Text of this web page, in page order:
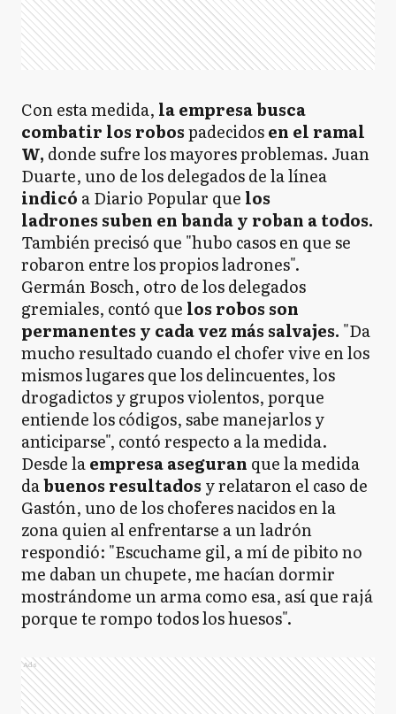
Con esta medida, la empresa busca
combatir los robospadecidosen el ramal
W, donde sufre los mayores problemas. Juan
Duarte, uno de los delegados de la línea
indicó a Diario Popular que los
ladrones suben en banda y roban a todos.
También precisó que "hubo casos en que se
robaron entre los propios ladrones".
Germán Bosch, otro de los delegados
gremiales, contó que los robos son
permanentes y cada vez más salvajes. "Da
mucho resultado cuando el chofer vive en los
mismos lugares que los delincuentes, los
drogadictos y grupos violentos, porque
entiende los códigos, sabe manejarlos y
anticiparse", contó respecto a la medida.
Desde laempresa aseguran que la medida
dabuenos resultados y relataron el caso de
Gastón, uno de los choferes nacidos en la
zona quien al enfrentarse a un ladrón
respondió: "Escuchame gil, a mí de pibito no
me daban un chupete, me hacían dormir
mostrándome un arma como esa, así que rajá
porque te rompo todos los huesos".
Ads